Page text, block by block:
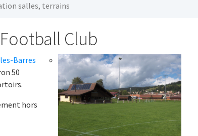
salles, terrains
Club
Barres
50
hors